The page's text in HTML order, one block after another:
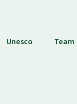
Unesco Team